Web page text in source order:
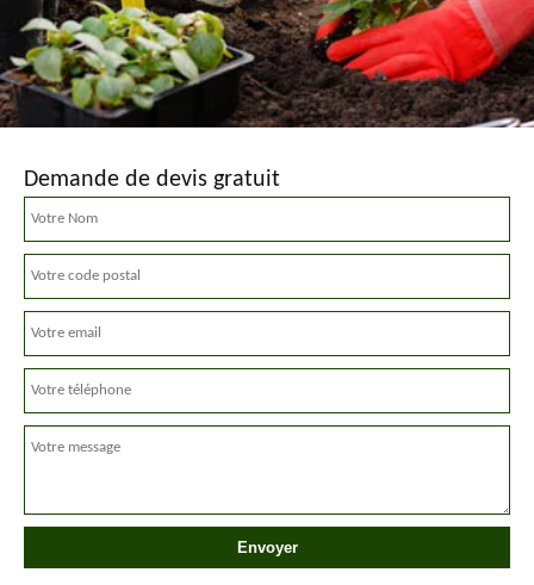
Demande de devis gratuit